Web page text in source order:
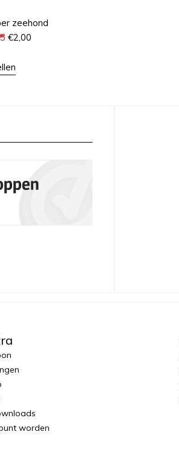
zeehond
€2,00
worden